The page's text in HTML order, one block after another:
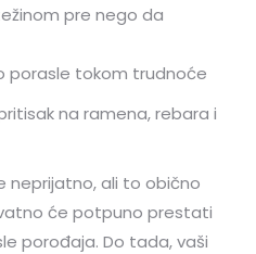
pre nego da
porasle tokom trudnoće
na ramena, rebara i
neprijatno, ali to obično
će potpuno prestati
porođaja. Do tada, vaši